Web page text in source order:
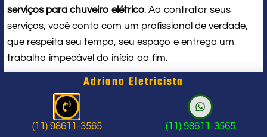
serviços para chuveiro elétrico. Ao contratar seus
serviços, você conta com um profissional de verdade,
que respeita seu tempo, seu espaço e entrega um
trabalho impecável do início ao fim.
Problema com chuveiro: sinais que
indicam a hora de chamar um
profissional
Adriano Eletricista
(11) 98611-3565 (11) 98611-3565